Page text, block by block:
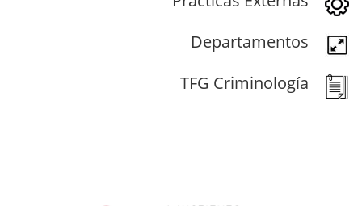
Departamentos
TFG Criminología